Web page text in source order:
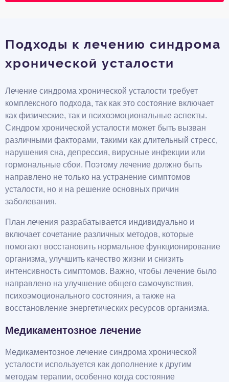
Подходы к лечению синдрома
хронической усталости
Лечение синдрома хронической усталости требует
комплексного подхода, так как это состояние включает
как физические, так и психоэмоциональные аспекты.
Синдром хронической усталости может быть вызван
различными факторами, такими как длительный стресс,
нарушения сна, депрессия, вирусные инфекции или
гормональные сбои. Поэтому лечение должно быть
направлено не только на устранение симптомов
усталости, но и на решение основных причин
заболевания.
План лечения разрабатывается индивидуально и
включает сочетание различных методов, которые
помогают восстановить нормальное функционирование
организма, улучшить качество жизни и снизить
интенсивность симптомов. Важно, чтобы лечение было
направлено на улучшение общего самочувствия,
психоэмоционального состояния, а также на
восстановление энергетических ресурсов организма.
Медикаментозное лечение
Медикаментозное лечение синдрома хронической
усталости используется как дополнение к другим
методам терапии, особенно когда состояние